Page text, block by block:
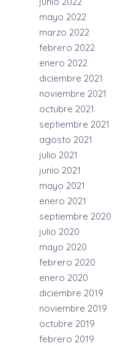
mayo 2022
marzo 2022
febrero 2022
enero 2022
diciembre 2021
noviembre 2021
octubre 2021
septiembre 2021
agosto 2021
julio 2021
junio 2021
mayo 2021
enero 2021
septiembre 2020
julio 2020
mayo 2020
febrero 2020
enero 2020
diciembre 2019
noviembre 2019
octubre 2019
febrero 2019